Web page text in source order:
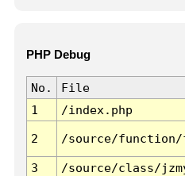
PHP Debug
No. File
1
/index.php
2 /source/function/
3 /source/class/